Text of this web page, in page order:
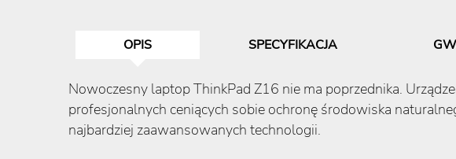
OPIS SPECYFIKACJA
Nowoczesny laptop ThinkPad Z16 nie ma poprzednika.
profesjonalnych ceniących sobie ochronę środowiska
najbardziej zaawansowanych technologii.